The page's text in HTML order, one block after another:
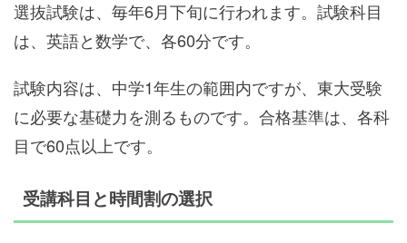
選抜試験は、毎年6月下旬に行われます。試験科目
は、英語と数学で、各60分です。
試験内容は、中学1年生の範囲内ですが、東大受験
に必要な基礎力を測るものです。合格基準は、各科
目で60点以上です。
受講科目と時間割の選択